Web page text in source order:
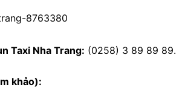
Taxi Nha Trang: (0258) 3 89 89 89.
khảo):